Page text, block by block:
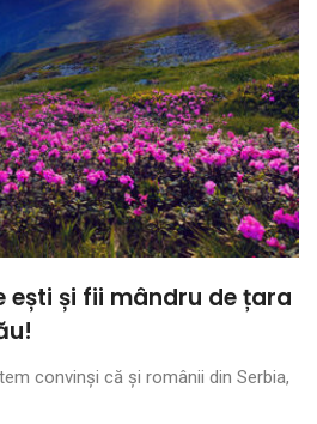
ești și fii mândru de țara
convinși că și românii din Serbia,